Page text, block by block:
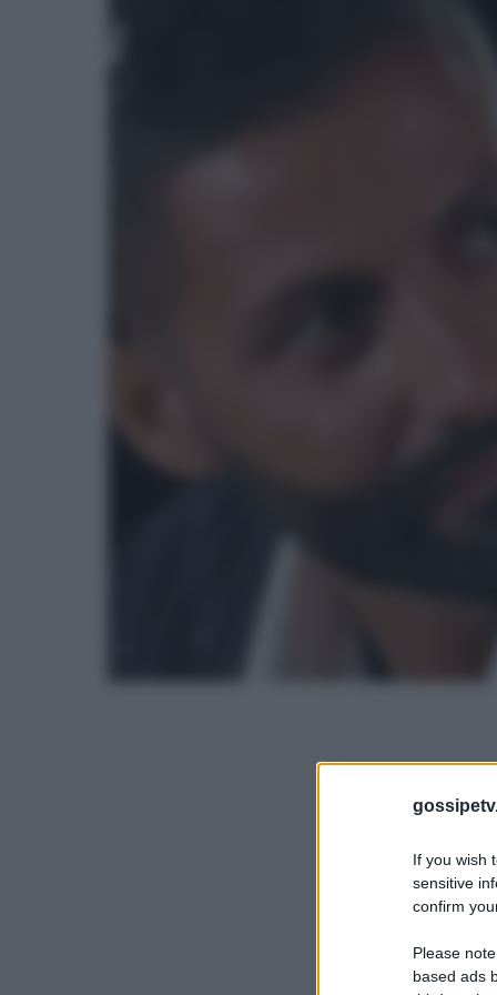
If you wish
sensitive
confirm
Please
based ads